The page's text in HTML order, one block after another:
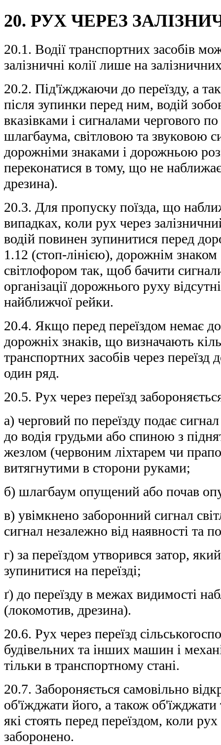
20. РУХ ЧЕРЕЗ
20.1. Водії транспортних засобів
залізничні колії лише на
20.2. Під'їжджаючи до переїзду, а
після зупинки перед ним, водій
вказівками і сигналами чергового
шлагбаума, світловою та звуковою
дорожніми знаками і дорожньою
переконатися в тому, що не
дрезина).
20.3. Для пропуску поїзда, що
випадках, коли рух через
водій повинен зупинитися перед
1.12 (стоп-лінією), дорожнім
світлофором так, щоб бачити
організації дорожнього руху
найближчої рейки.
20.4. Якщо перед переїздом немає
дорожніх знаків, що визначають
транспортних засобів через переїзд
один ряд.
20.5. Рух через переїзд
а) черговий по переїзду подає
до водія грудьми або спиною з
жезлом (червоним ліхтарем чи
витягнутими в сторони руками;
б) шлагбаум опущений або почав
в) увімкнено заборонний сигнал
сигнал незалежно від наявності та
г) за переїздом утворився затор,
зупинитися на переїзді;
ґ) до переїзду в межах видимості
(локомотив, дрезина).
20.6. Рух через переїзд
будівельних та інших машин і
тільки в транспортному стані.
20.7. Забороняється самовільно
об'їжджати його, а також об'їжджати
які стоять перед переїздом, коли
заборонено.